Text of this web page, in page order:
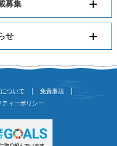
募集
せ
ついて
免責事項
ィーポリシー